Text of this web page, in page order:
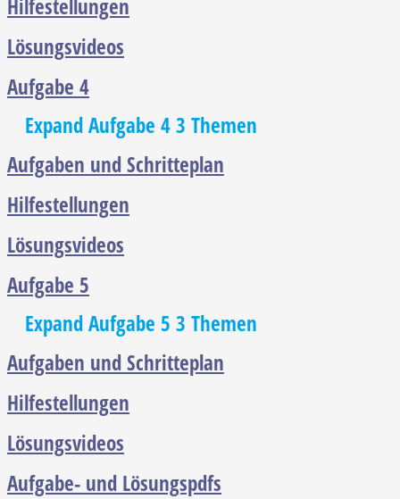
Hilfestellungen
Lösungsvideos
Aufgabe 4
ExpandAufgabe 43 Themen
Aufgaben und Schritteplan
Hilfestellungen
Lösungsvideos
Aufgabe 5
ExpandAufgabe 5 3 Themen
Aufgaben und Schritteplan
Hilfestellungen
Lösungsvideos
Aufgabe- und Lösungspdfs